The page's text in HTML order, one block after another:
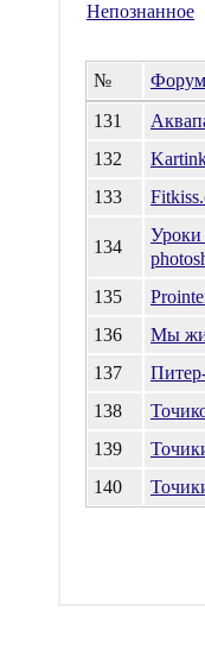
Непознанное
№
Форум
131
132
133
134
Уроки
135
136
Мы
137
138
139
140